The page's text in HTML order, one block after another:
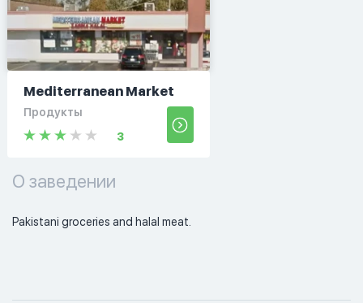
Mediterranean Market
Продукты
3
О заведении
Pakistani groceries and halal meat.